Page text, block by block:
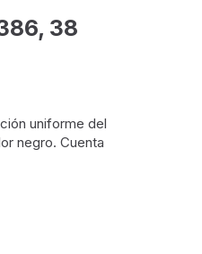
38
uniforme del
negro. Cuenta